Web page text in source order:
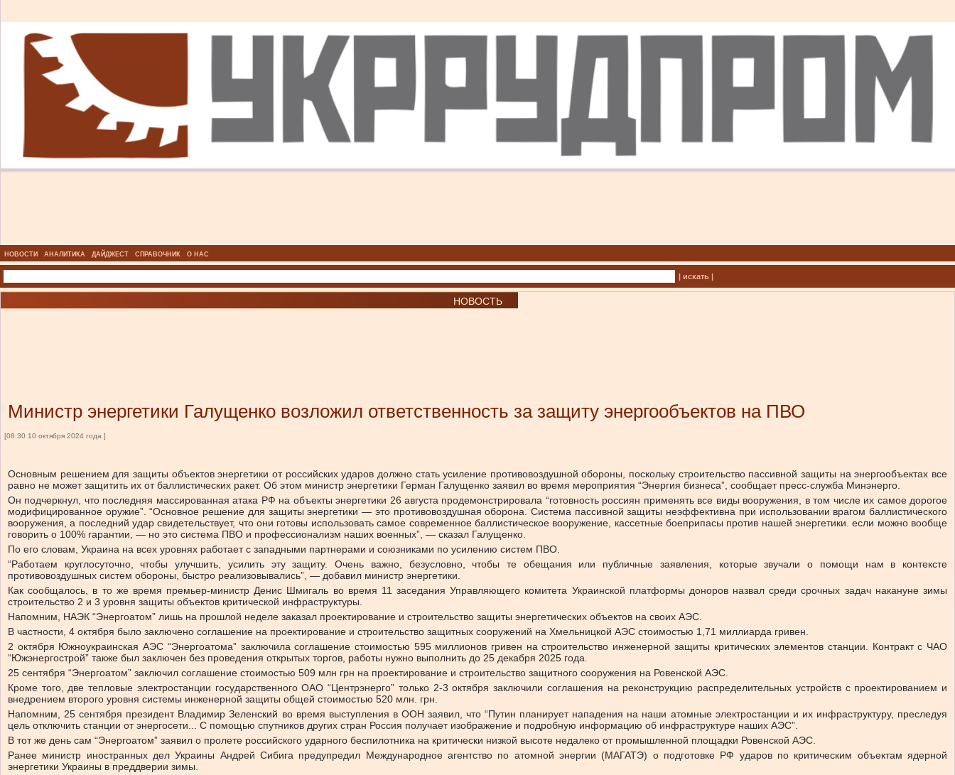
НОВОСТИ АНАЛИТИКА ДАЙДЖЕСТ СПРАВОЧНИК О НАС
| искать |
НОВОСТЬ
Министр энергетики Галущенко возложил ответственность за защиту энергообъектов на ПВО
[08:30 10 октября 2024 года ]
Основным решением для защиты объектов энергетики от российских ударов должно стать усиление противовоздушной обороны, поскольку строительство пассивной защиты на энергообъектах все
равно не может защитить их от баллистических ракет. Об этом министр энергетики Герман Галущенко заявил во время мероприятия “Энергия бизнеса”, сообщает пресс-служба Минэнерго.
Он подчеркнул, что последняя массированная атака РФ на объекты энергетики 26 августа продемонстрировала “готовность россиян применять все виды вооружения, в том числе их самое дорогое
модифицированное оружие”. “Основное решение для защиты энергетики — это противовоздушная оборона. Система пассивной защиты неэффективна при использовании врагом баллистического
вооружения, а последний удар свидетельствует, что они готовы использовать самое современное баллистическое вооружение, кассетные боеприпасы против нашей энергетики. если можно вообще
говорить о 100% гарантии, — но это система ПВО и профессионализм наших военных”, — сказал Галущенко.
По его словам, Украина на всех уровнях работает с западными партнерами и союзниками по усилению систем ПВО.
“Работаем круглосуточно, чтобы улучшить, усилить эту защиту. Очень важно, безусловно, чтобы те обещания или публичные заявления, которые звучали о помощи нам в контексте
противовоздушных систем обороны, быстро реализовывались”, — добавил министр энергетики.
Как сообщалось, в то же время премьер-министр Денис Шмигаль во время 11 заседания Управляющего комитета Украинской платформы доноров назвал среди срочных задач накануне зимы
строительство 2 и 3 уровня защиты объектов критической инфраструктуры.
Напомним, НАЭК “Энергоатом” лишь на прошлой неделе заказал проектирование и строительство защиты энергетических объектов на своих АЭС.
В частности, 4 октября было заключено соглашение на проектирование и строительство защитных сооружений на Хмельницкой АЭС стоимостью 1,71 миллиарда гривен.
2 октября Южноукраинская АЭС “Энергоатома” заключила соглашение стоимостью 595 миллионов гривен на строительство инженерной защиты критических элементов станции. Контракт с ЧАО
“Южэнергострой” также был заключен без проведения открытых торгов, работы нужно выполнить до 25 декабря 2025 года.
25 сентября “Энергоатом” заключил соглашение стоимостью 509 млн грн на проектирование и строительство защитного сооружения на Ровенской АЭС.
Кроме того, две тепловые электростанции государственного ОАО “Центрэнерго” только 2-3 октября заключили соглашения на реконструкцию распределительных устройств с проектированием и
внедрением второго уровня системы инженерной защиты общей стоимостью 520 млн. грн.
Напомним, 25 сентября президент Владимир Зеленский во время выступления в ООН заявил, что “Путин планирует нападения на наши атомные электростанции и их инфраструктуру, преследуя
цель отключить станции от энергосети... С помощью спутников других стран Россия получает изображение и подробную информацию об инфраструктуре наших АЭС”.
В тот же день сам “Энергоатом” заявил о пролете российского ударного беспилотника на критически низкой высоте недалеко от промышленной площадки Ровенской АЭС.
Ранее министр иностранных дел Украины Андрей Сибига предупредил Международное агентство по атомной энергии (МАГАТЭ) о подготовке РФ ударов по критическим объектам ядерной
энергетики Украины в преддверии зимы.